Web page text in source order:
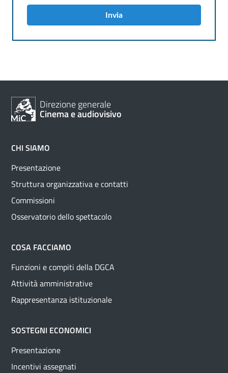
Invia
Direzione generale
Cinema e audiovisivo
CHI SIAMO
Presentazione
Struttura organizzativa e contatti
Commissioni
Osservatorio dello spettacolo
COSA FACCIAMO
Funzioni e compiti della DGCA
Attività amministrative
Rappresentanza istituzionale
SOSTEGNI ECONOMICI
Presentazione
Incentivi assegnati